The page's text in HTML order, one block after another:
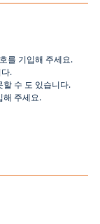
를 기입해 주세요.
.
할 수 도 있습니다.
해 주세요.